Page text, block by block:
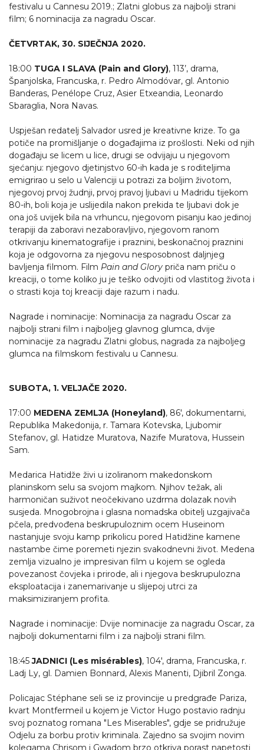
festivalu u Cannesu 2019.; Zlatni globus za najbolji strani
film; 6 nominacija za nagradu Oscar.
ČETVRTAK, 30. SIJEČNJA 2020.
18:00 TUGA I SLAVA (Pain and Glory), 113’, drama,
Španjolska, Francuska, r. Pedro Almodóvar, gl. Antonio
Banderas, Penélope Cruz, Asier Etxeandia, Leonardo
Sbaraglia, Nora Navas.
Uspješan redatelj Salvador usred je kreativne krize. To ga
potiče na promišljanje o događajima iz prošlosti. Neki od njih
događaju se licem u lice, drugi se odvijaju u njegovom
sjećanju: njegovo djetinjstvo 60-ih kada je s roditeljima
emigrirao u selo u Valenciji u potrazi za boljim životom,
njegovoj prvoj žudnji, prvoj pravoj ljubavi u Madridu tijekom
80-ih, boli koja je uslijedila nakon prekida te ljubavi dok je
ona još uvijek bila na vrhuncu, njegovom pisanju kao jedinoj
terapiji da zaboravi nezaboravljivo, njegovom ranom
otkrivanju kinematografije i praznini, beskonačnoj praznini
koja je odgovorna za njegovu nesposobnost daljnjeg
bavljenja filmom. Film Pain and Glory priča nam priču o
kreaciji, o tome koliko ju je teško odvojiti od vlastitog života i
o strasti koja toj kreaciji daje razum i nadu.
Nagrade i nominacije: Nominacija za nagradu Oscar za
najbolji strani film i najboljeg glavnog glumca, dvije
nominacije za nagradu Zlatni globus, nagrada za najboljeg
glumca na filmskom festivalu u Cannesu.
SUBOTA, 1. VELJAČE 2020.
17:00 MEDENA ZEMLJA (Honeyland), 86', dokumentarni,
Republika Makedonija, r. Tamara Kotevska, Ljubomir
Stefanov, gl. Hatidze Muratova, Nazife Muratova, Hussein
Sam.
Medarica Hatidže živi u izoliranom makedonskom
planinskom selu sa svojom majkom. Njihov težak, ali
harmoničan suživot neočekivano uzdrma dolazak novih
susjeda. Mnogobrojna i glasna nomadska obitelj uzgajivača
pčela, predvođena beskrupuloznim ocem Huseinom
nastanjuje svoju kamp prikolicu pored Hatidžine kamene
nastambe čime poremeti njezin svakodnevni život. Medena
zemlja vizualno je impresivan film u kojem se ogleda
povezanost čovjeka i prirode, ali i njegova beskrupulozna
eksploatacija i zanemarivanje u slijepoj utrci za
maksimiziranjem profita.
Nagrade i nominacije: Dvije nominacije za nagradu Oscar, za
najbolji dokumentarni film i za najbolji strani film.
18:45JADNICI (Les misérables), 104', drama, Francuska, r.
Ladj Ly, gl. Damien Bonnard, Alexis Manenti, Djibril Zonga.
Policajac Stéphane seli se iz provincije u predgrađe Pariza,
kvart Montfermeil u kojem je Victor Hugo postavio radnju
svoj poznatog romana "Les Miserables", gdje se pridružuje
Odjelu za borbu protiv kriminala. Zajedno sa svojim novim
kolegama Chrisom i Gwadom brzo otkriva porast napetosti